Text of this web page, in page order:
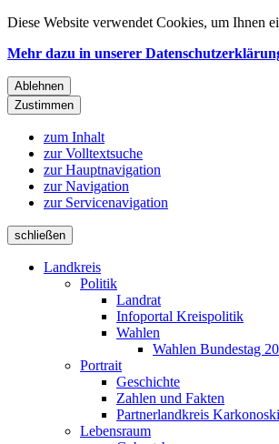
Diese Website verwendet Cookies, um Ihnen
Mehr dazu in unserer
Ablehnen
Zustimmen
zum Inhalt
zur Volltextsuche
zur Hauptnavigation
zur Navigation
zur Servicenavigation
schließen
Landkreis
Politik
Landrat
Infoportal Kreispolitik
Wahlen
Wahlen Bundestag
Portrait
Geschichte
Zahlen und Fakten
Partnerlandkreis
Lebensraum